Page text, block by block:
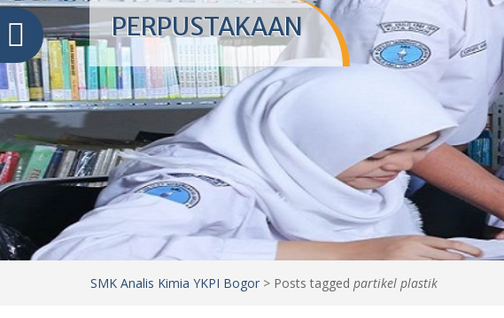
PERPUSTAKAAN
SMK Analis Kimia YKPI Bogor > Posts tagged partikel plastik